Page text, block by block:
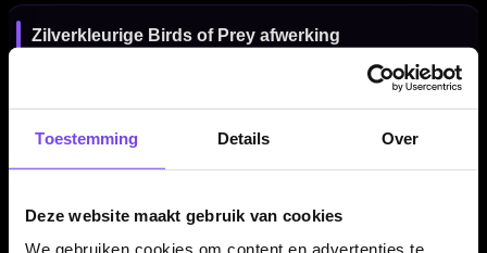
Toestemming Details Over
Deze website maakt gebruik van cookies
We gebruiken cookies om content en advertenties te
Zilverkleurige Birds of Prey afwerking
De zilverkleurige afwerking geeft de Shot Birds of Prey Kestrel
Verkrijgbaar in 23, 24, 25 en 27 gram